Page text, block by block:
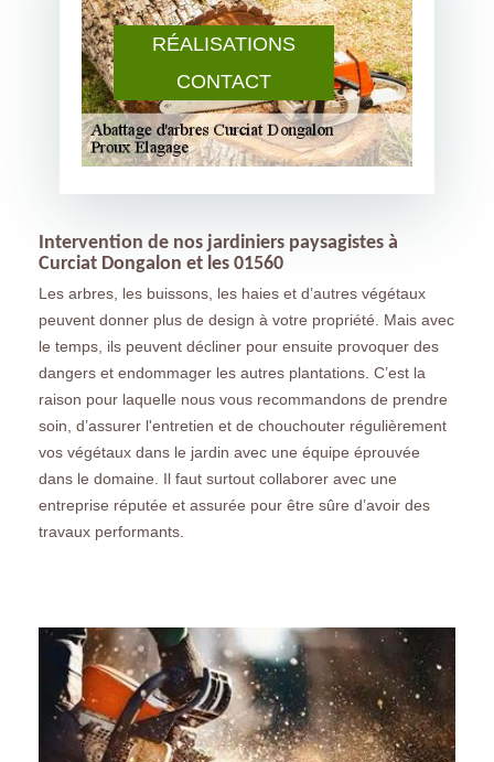
RÉALISATIONS
CONTACT
Intervention de nos jardiniers paysagistes à
Curciat Dongalon et les 01560
Les arbres, les buissons, les haies et d’autres végétaux
peuvent donner plus de design à votre propriété. Mais avec
le temps, ils peuvent décliner pour ensuite provoquer des
dangers et endommager les autres plantations. C’est la
raison pour laquelle nous vous recommandons de prendre
soin, d’assurer l'entretien et de chouchouter régulièrement
vos végétaux dans le jardin avec une équipe éprouvée
dans le domaine. Il faut surtout collaborer avec une
entreprise réputée et assurée pour être sûre d’avoir des
travaux performants.